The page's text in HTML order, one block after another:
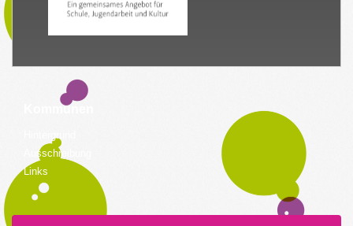
Kommunen
Hintergrund
Ausschreibung
Links